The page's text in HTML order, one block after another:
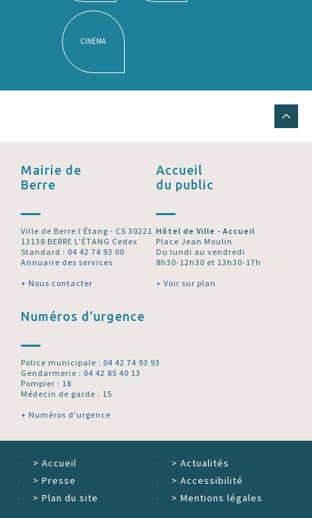
CINÉMA
Mairie de
Berre
Ville de Berre l’Étang - CS 30221
13138 BERRE L'ÉTANG Cedex
Standard : 04 42 74 93 00
Annuaire des services
+ Nous contacter
Accueil
du public
Hôtel de Ville - Accueil
Place Jean Moulin
Du lundi au vendredi
8h30-12h30 et 13h30-17h
+ Voir sur plan
Numéros d'urgence
Police municipale : 04 42 74 93 93
Gendarmerie : 04 42 85 40 13
Pompier : 18
Médecin de garde : 15
+ Numéros d'urgence
> Accueil > Actualités
> Presse > Accessibilité
> Plan du site > Mentions légales